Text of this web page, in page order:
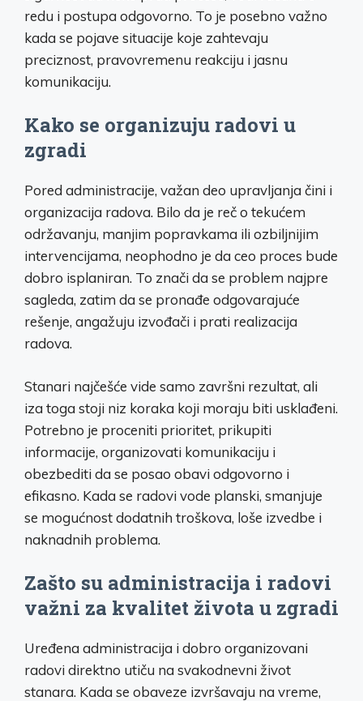
redu i postupa odgovorno. To je posebno važno
kada se pojave situacije koje zahtevaju
preciznost, pravovremenu reakciju i jasnu
komunikaciju.
Kako se organizuju radovi u
zgradi
Pored administracije, važan deo upravljanja čini i
organizacija radova. Bilo da je reč o tekućem
održavanju, manjim popravkama ili ozbiljnijim
intervencijama, neophodno je da ceo proces bude
dobro isplaniran. To znači da se problem najpre
sagleda, zatim da se pronađe odgovarajuće
rešenje, angažuju izvođači i prati realizacija
radova.
Stanari najčešće vide samo završni rezultat, ali
iza toga stoji niz koraka koji moraju biti usklađeni.
Potrebno je proceniti prioritet, prikupiti
informacije, organizovati komunikaciju i
obezbediti da se posao obavi odgovorno i
efikasno. Kada se radovi vode planski, smanjuje
se mogućnost dodatnih troškova, loše izvedbe i
naknadnih problema.
Zašto su administracija i radovi
važni za kvalitet života u zgradi
Uređena administracija i dobro organizovani
radovi direktno utiču na svakodnevni život
stanara. Kada se obaveze izvršavaju na vreme,